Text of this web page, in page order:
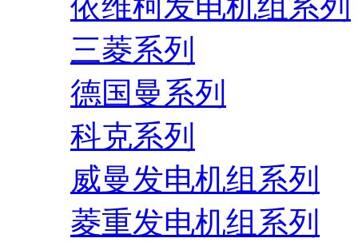
三菱系列
德国曼系列
科克系列
威曼发电机组系列
菱重发电机组系列